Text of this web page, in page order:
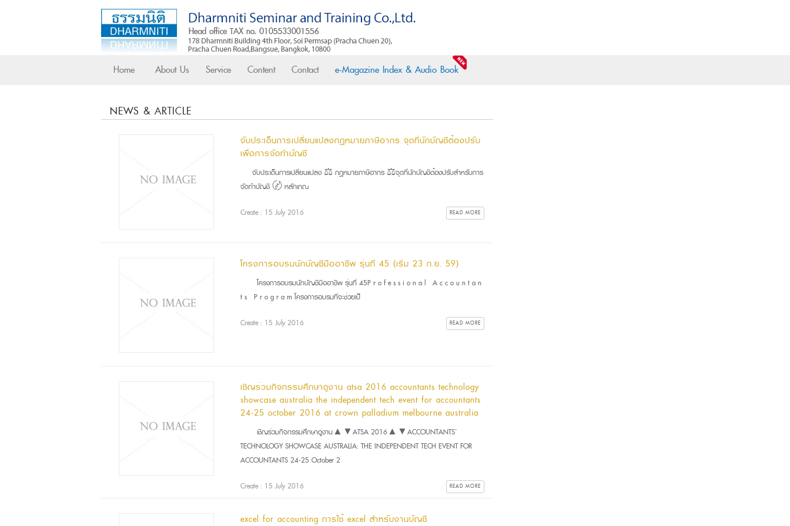
Home About Us Service Content Contact e-Magazine Index & Audio Book
NEWS & ARTICLE
จับประเด็นการเปลี่ยนแปลงกฎหมายภาษีอากร จุดที่นักบัญชีต้องปรับ
เพื่อการจัดทำบัญชี
จับประเด็นการเปลี่ยนแปลง ⚖ กฎหมายภาษีอากร ⚖จุดที่นักบัญชีต้องปรับสำหรับการ
จัดทำบัญชี 〄 หลักเกณ
Create : 15 July 2016 READ MORE
โครงการอบรมนักบัญชีมืออาชีพ รุ่นที่ 45 (เริ่ม 23 ก.ย. 59)
โครงการอบรมนักบัญชีมืออาชีพ รุ่นที่ 45P r o f e s s i o n a l A c c o u n t a n
t s P r o g r a m โครงการอบรมที่จะช่วยเป็
Create : 15 July 2016 READ MORE
เชิญร่วมกิจกรรมศึกษาดูงาน atsa 2016 accountants technology
showcase australia the independent tech event for accountants
24-25 october 2016 at crown palladium melbourne australia
เชิญร่วมกิจกรรมศึกษาดูงาน▲▼ATSA 2016▲▼ACCOUNTANTS’
TECHNOLOGY SHOWCASE AUSTRALIA: THE INDEPENDENT TECH EVENT FOR
ACCOUNTANTS 24-25 October 2
Create : 15 July 2016 READ MORE
excel for accounting การใช้ excel สำหรับงานบัญชี